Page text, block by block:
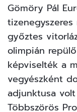
Gömöry Pál
győztes
olimpián
képviselték a
vegyészként
adjunktusa
Többszörös